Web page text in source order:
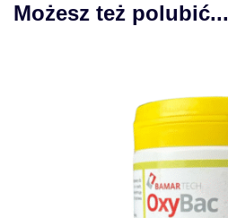
Możesz też polubić...